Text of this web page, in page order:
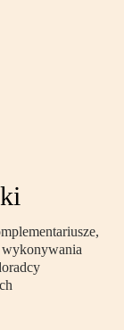
wykonywania